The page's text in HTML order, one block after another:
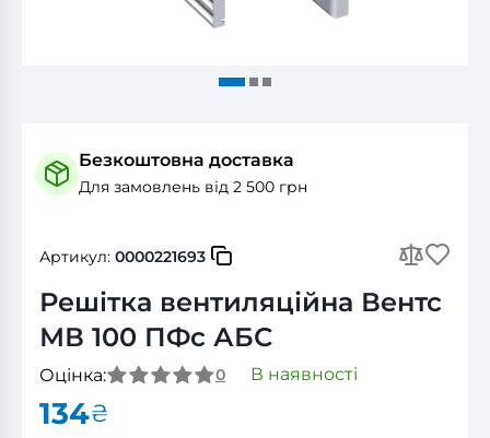
Безкоштовна доставка
Для замовлень від 2 500 грн
Артикул: 0000221693
Решітка вентиляційна Вентс
МВ 100 ПФс АБС
Оцінка: 0 В наявності
134₴